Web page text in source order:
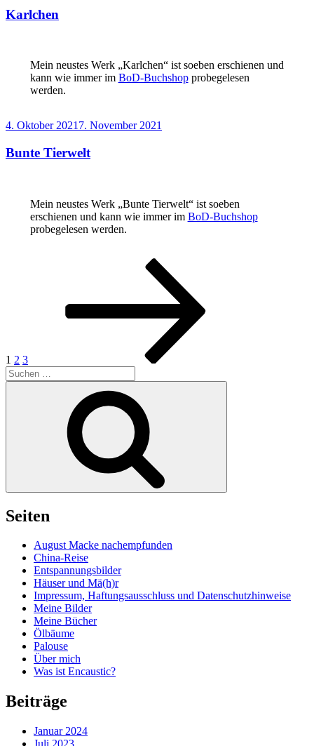
Karlchen
Mein neustes Werk „Karlchen“ ist soeben erschienen und
kann wie immer im BoD-Buchshopprobegelesen
werden.
Veröffentlicht
4. Oktober 2021 7. November 2021
Bunte Tierwelt
Mein neustes Werk „Bunte Tierwelt“ ist soeben
erschienen und kann wie immer im BoD-Buchshop
probegelesen werden.
Seitennummerierung
Beiträge
1 2 3
Suchen
nach:
Seiten
August Macke nachempfunden
China-Reise
Entspannungsbilder
Häuser und Mä(h)r
Impressum, Haftungsausschluss und Datenschutzhinweise
Meine Bilder
Meine Bücher
Ölbäume
Palouse
Über mich
Was ist Encaustic?
Beiträge
Januar 2024